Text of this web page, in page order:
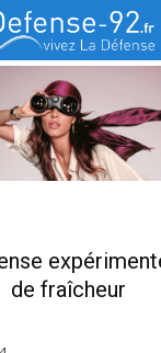
de fraîcheur